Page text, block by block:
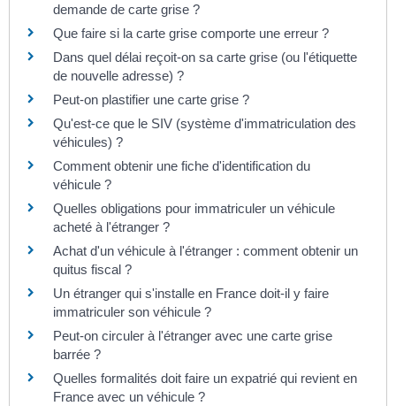
demande de carte grise ?
Que faire si la carte grise comporte une erreur ?
Dans quel délai reçoit-on sa carte grise (ou l'étiquette
de nouvelle adresse) ?
Peut-on plastifier une carte grise ?
Qu'est-ce que le SIV (système d'immatriculation des
véhicules) ?
Comment obtenir une fiche d'identification du
véhicule ?
Quelles obligations pour immatriculer un véhicule
acheté à l'étranger ?
Achat d'un véhicule à l'étranger : comment obtenir un
quitus fiscal ?
Un étranger qui s'installe en France doit-il y faire
immatriculer son véhicule ?
Peut-on circuler à l'étranger avec une carte grise
barrée ?
Quelles formalités doit faire un expatrié qui revient en
France avec un véhicule ?